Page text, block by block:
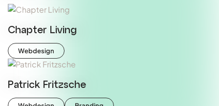
Chapter Living
Webdesign
Patrick Fritzsche